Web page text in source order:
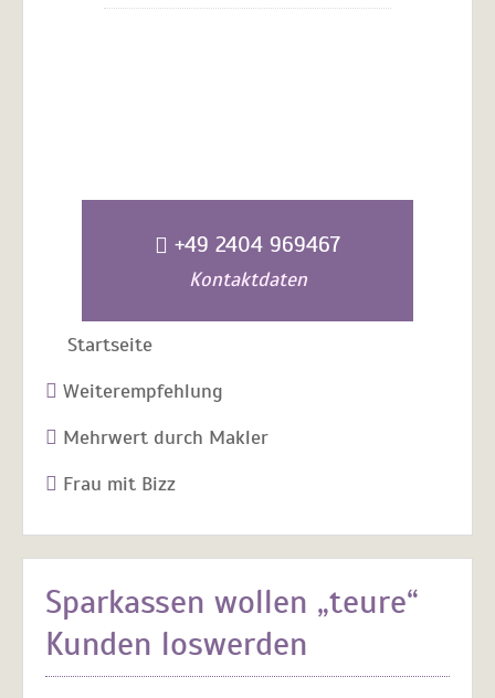
+49 2404 969467
Kontaktdaten
Startseite
Weiterempfehlung
Mehrwert durch Makler
Frau mit Bizz
Sparkassen wollen „teure“
Kunden loswerden